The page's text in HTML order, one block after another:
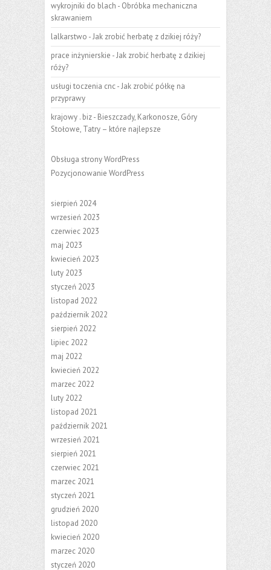
wykrojniki do blach - Obróbka mechaniczna
skrawaniem
lalkarstwo -Jak zrobić herbatę z dzikiej róży?
prace inżynierskie -Jak zrobić herbatę z dzikiej
róży?
usługi toczenia cnc-Jak zrobić półkę na
przyprawy
krajowy . biz- Bieszczady, Karkonosze, Góry
Stołowe, Tatry – które najlepsze
Obsługa strony WordPress
Pozycjonowanie WordPress
sierpień 2024
wrzesień 2023
czerwiec 2023
maj 2023
kwiecień 2023
luty 2023
styczeń 2023
listopad 2022
październik 2022
sierpień 2022
lipiec 2022
maj 2022
kwiecień 2022
marzec 2022
luty 2022
listopad 2021
październik 2021
wrzesień 2021
sierpień 2021
czerwiec 2021
marzec 2021
styczeń 2021
grudzień 2020
listopad 2020
kwiecień 2020
marzec 2020
styczeń 2020